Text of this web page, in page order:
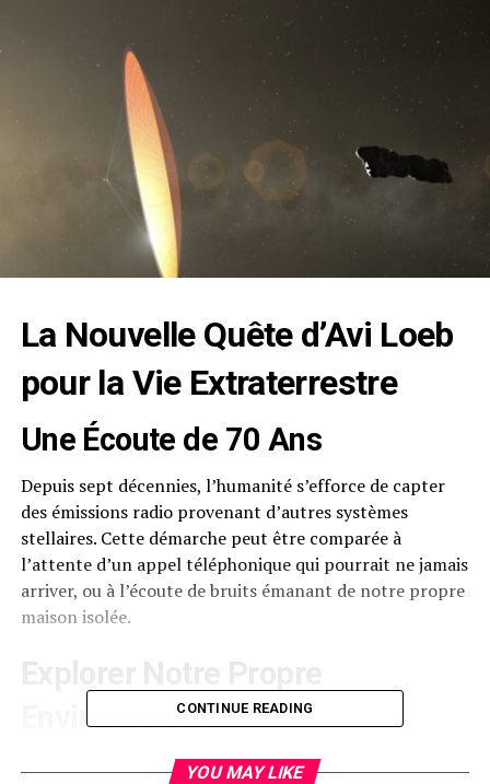
La Nouvelle Quête d’Avi Loeb
pour la Vie Extraterrestre
Une Écoute de 70 Ans
Depuis sept décennies, l’humanité s’efforce de capter
des émissions radio provenant d’autres systèmes
stellaires. Cette démarche peut être comparée à
l’attente d’un appel téléphonique qui pourrait ne jamais
arriver, ou à l’écoute de bruits émanant de notre propre
maison isolée.
Environnement
Avi Loeb propose une approche différente : au lieu de
CONTINUE READING
YOU MAY LIKE